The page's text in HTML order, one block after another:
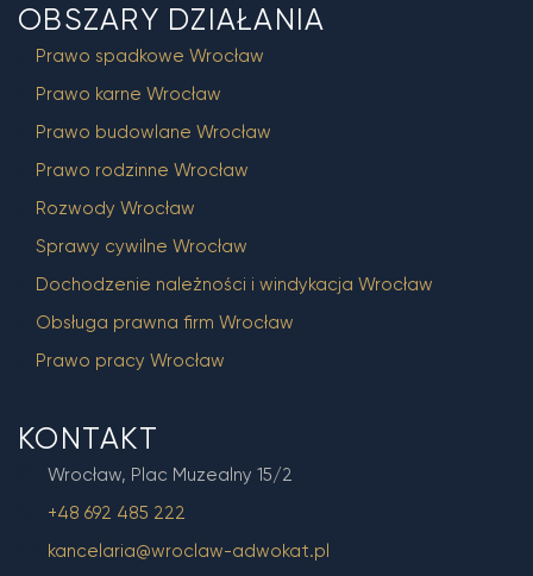
OBSZARY DZIAŁANIA
Prawo spadkowe Wrocław
Prawo karne Wrocław
Prawo budowlane Wrocław
Prawo rodzinne Wrocław
Rozwody Wrocław
Sprawy cywilne Wrocław
Dochodzenie należności i windykacja Wrocław
Obsługa prawna firm Wrocław
Prawo pracy Wrocław
KONTAKT
Wrocław, Plac Muzealny 15/2
+48 692 485 222
kancelaria@wroclaw-adwokat.pl